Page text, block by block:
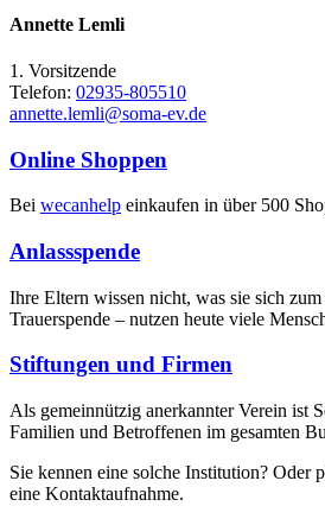
Annette Lemli
1. Vorsitzende
Telefon: 02935-805510
annette.lemli@soma-ev.de
Online Shoppen
Bei wecanhelp einkaufen in über 500
Anlassspende
Ihre Eltern wissen nicht, was sie sich
Trauerspende – nutzen heute viele
Stiftungen und Firmen
Als gemeinnützig anerkannter Verein ist
Familien und Betroffenen im gesamten
Sie kennen eine solche Institution? Oder
eine Kontaktaufnahme.